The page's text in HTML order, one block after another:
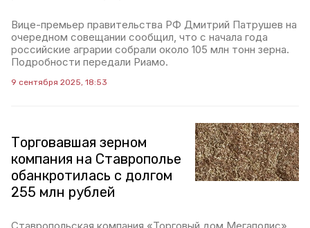
Вице-премьер правительства РФ Дмитрий Патрушев на
очередном совещании сообщил, что с начала года
российские аграрии собрали около 105 млн тонн зерна.
Подробности передали Риамо.
9 сентября 2025, 18:53
Торговавшая зерном
компания на Ставрополье
обанкротилась с долгом
255 млн рублей